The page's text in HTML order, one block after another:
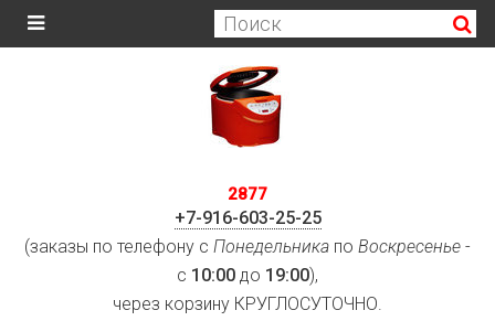
2877
+7-916-603-25-25
(заказы по телефону с Понедельника по Воскресенье -
с 10:00 до 19:00),
через корзину КРУГЛОСУТОЧНО.